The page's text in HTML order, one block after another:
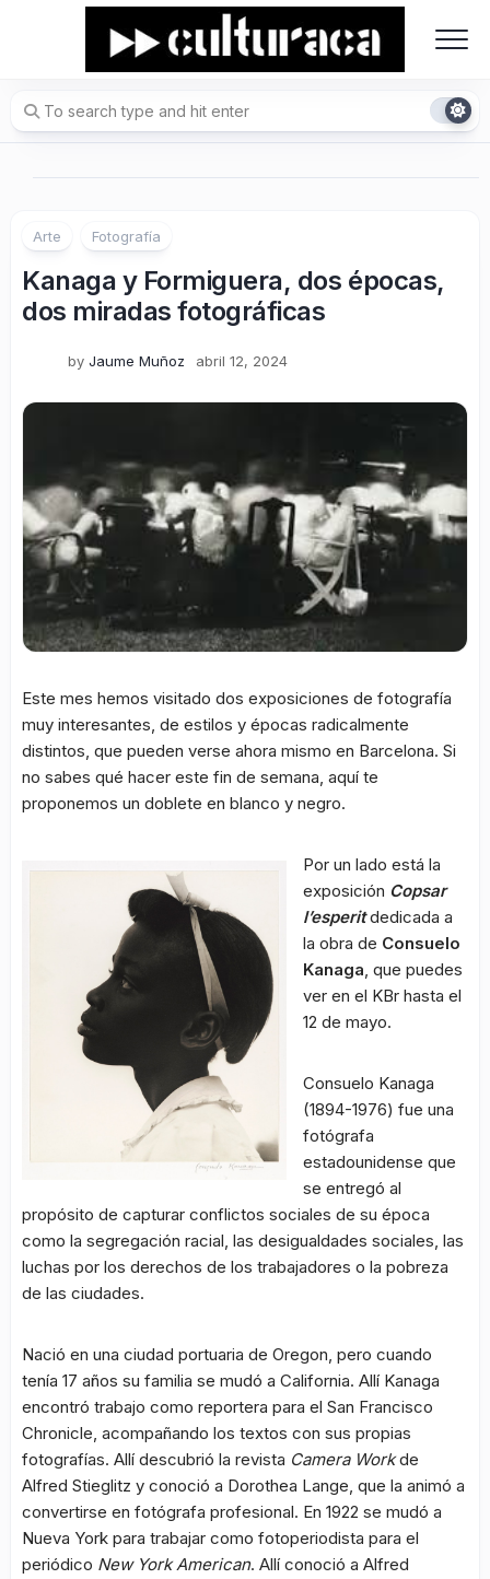
Arte Fotografía
Kanaga y Formiguera, dos épocas,
dos miradas fotográficas
by Jaume Muñoz abril 12, 2024
Este mes hemos visitado dos exposiciones de fotografía
muy interesantes, de estilos y épocas radicalmente
distintos, que pueden verse ahora mismo en Barcelona. Si
no sabes qué hacer este fin de semana, aquí te
proponemos un doblete en blanco y negro.
Por un lado está la
exposición Copsar
l’esperit dedicada a
la obra de Consuelo
Kanaga, que puedes
ver en el KBr hasta el
12 de mayo.
Consuelo Kanaga
(1894-1976) fue una
fotógrafa
estadounidense que
se entregó al
propósito de capturar conflictos sociales de su época
como la segregación racial, las desigualdades sociales, las
luchas por los derechos de los trabajadores o la pobreza
de las ciudades.
Nació en una ciudad portuaria de Oregon, pero cuando
tenía 17 años su familia se mudó a California. Allí Kanaga
encontró trabajo como reportera para el San Francisco
Chronicle, acompañando los textos con sus propias
fotografías. Allí descubrió la revista Camera Workde
Alfred Stieglitz y conoció a Dorothea Lange, que la animó a
convertirse en fotógrafa profesional. En 1922 se mudó a
Nueva York para trabajar como fotoperiodista para el
periódico New York American. Allí conoció a Alfred